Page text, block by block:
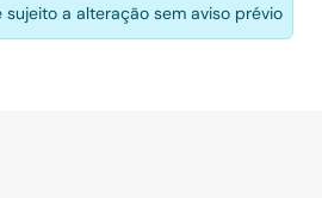
a alteração sem aviso prévio